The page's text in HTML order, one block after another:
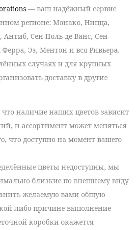
— ваш надёжный сервис
регионе: Монако, Ницца,
Сен-Поль-де-Ванс, Сен-
Эз, Ментон и вся Ривьера.
случаях и для крупных
доставку в другие
наличие наших цветов зависит
и ассортимент может меняться
что доступно на момент вашего
цветы недоступны, мы
близкие по внешнему виду
желаемую вами общую
либо причине выполнение
коробки окажется